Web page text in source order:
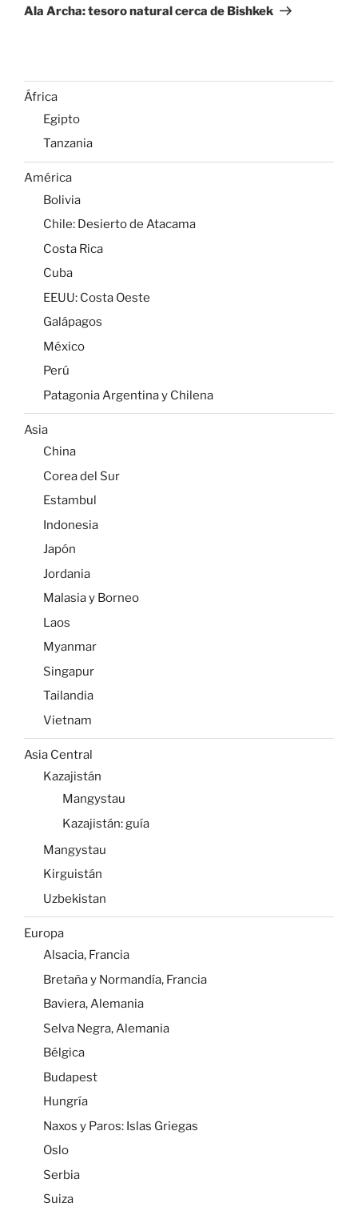
entrada
Ala Archa: tesoro natural cerca de Bishkek
África
Egipto
Tanzania
América
Bolivia
Chile: Desierto de Atacama
Costa Rica
Cuba
EEUU: Costa Oeste
Galápagos
México
Perú
Patagonia Argentina y Chilena
Asia
China
Corea del Sur
Estambul
Indonesia
Japón
Jordania
Malasia y Borneo
Laos
Myanmar
Singapur
Tailandia
Vietnam
Asia Central
Kazajistán
Mangystau
Kazajistán: guía
Mangystau
Kirguistán
Uzbekistan
Europa
Alsacia, Francia
Bretaña y Normandía, Francia
Baviera, Alemania
Selva Negra, Alemania
Bélgica
Budapest
Hungría
Naxos y Paros: Islas Griegas
Oslo
Serbia
Suiza